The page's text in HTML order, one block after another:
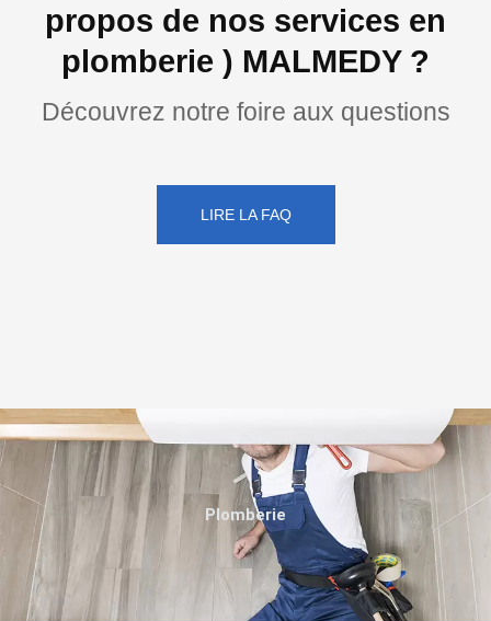
propos de nos services en
plomberie ) MALMEDY ?
Découvrez notre foire aux questions
LIRE LA FAQ
Plomberie